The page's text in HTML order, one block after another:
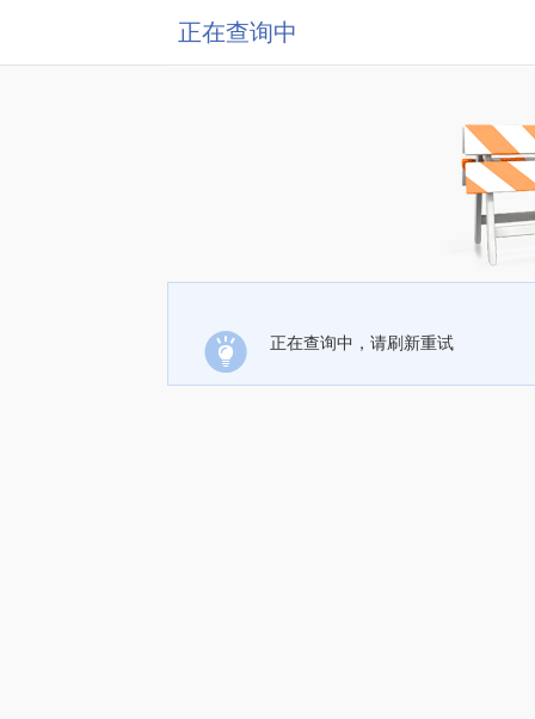
正在查询中
正在查询中，请刷新重试